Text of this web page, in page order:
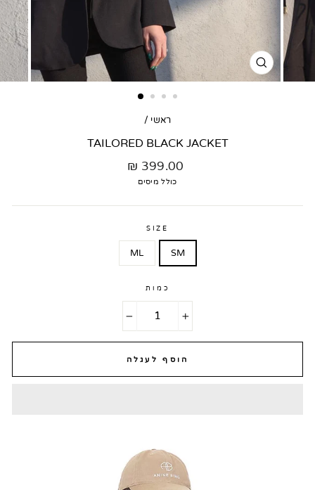
סגור
דגם
ראשי /
TAILORED BLACK JACKET
מחיר
רגיל
399.00 ₪
כולל מיסים
SIZE
SM
ML
כמות
+
הוסף לעגלה